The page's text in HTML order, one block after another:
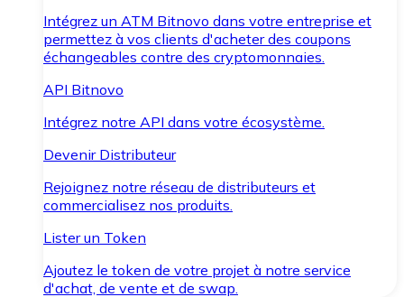
Intégrez un ATM Bitnovo dans votre entreprise et
permettez à vos clients d'acheter des coupons
échangeables contre des cryptomonnaies.
API Bitnovo
Intégrez notre API dans votre écosystème.
Devenir Distributeur
Rejoignez notre réseau de distributeurs et
commercialisez nos produits.
Lister un Token
Ajoutez le token de votre projet à notre service
d'achat, de vente et de swap.